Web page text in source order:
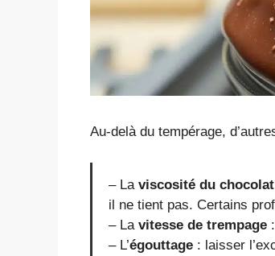
Au-delà du tempérage,
– La viscosité du chocolat
il ne tient pas. Certains
– La vitesse de trempage
– L’égouttage : laisser